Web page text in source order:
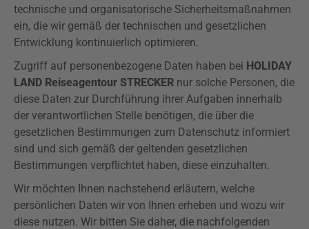
technische und organisatorische Sicherheitsmaßnahmen
ein, die wir gemäß der technischen und gesetzlichen
Entwicklung kontinuierlich optimieren.
Zugriff auf personenbezogene Daten haben bei HOLIDAY
LAND Reiseagentour STRECKER nur solche Personen, die
diese Daten zur Durchführung ihrer Aufgaben innerhalb
der verantwortlichen Stelle benötigen, die über die
gesetzlichen Bestimmungen zum Datenschutz informiert
sind und sich gemäß der geltenden gesetzlichen
Bestimmungen verpflichtet haben, diese einzuhalten.
Wir möchten Ihnen nachstehend erläutern, welche
persönlichen Daten wir von Ihnen erheben und wozu wir
diese nutzen. Wir bitten Sie daher, die nachfolgenden